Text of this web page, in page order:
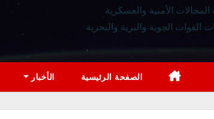
الأمنية والعسكرية
الجوية والبرية والبحرية
الصفحة الرئيسية الأخبار